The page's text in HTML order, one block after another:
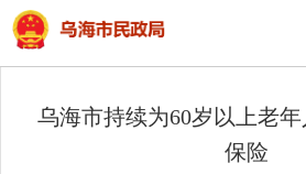
当前位置：首页>民政概况
乌海市持续为60岁以上老
保险